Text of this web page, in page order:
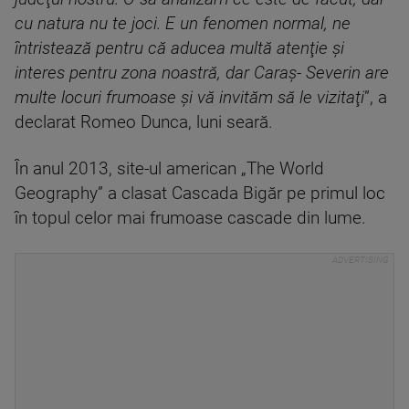
cu natura nu te joci. E un fenomen normal, ne
întristează pentru că aducea multă atenţie şi
interes pentru zona noastră, dar Caraş- Severin are
multe locuri frumoase şi vă invităm să le vizitaţi”, a
declarat Romeo Dunca, luni seară.
În anul 2013, site-ul american „The World
Geography” a clasat Cascada Bigăr pe primul loc
în topul celor mai frumoase cascade din lume.